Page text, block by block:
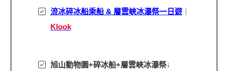
流冰碎冰船乘船 & 層雲峽冰瀑祭一日遊｜
Klook
旭山動物園+碎冰船+層雲峽冰瀑祭↓